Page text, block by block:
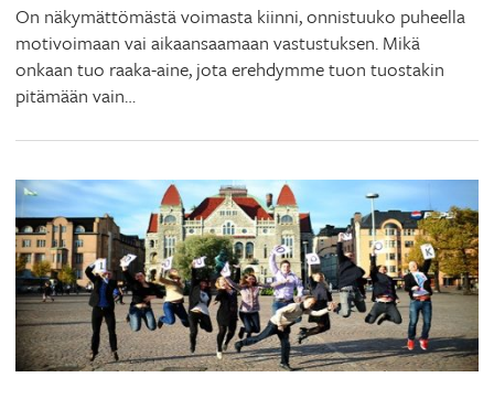
On näkymättömästä voimasta kiinni, onnistuuko puheella
motivoimaan vai aikaansaamaan vastustuksen. Mikä
onkaan tuo raaka-aine, jota erehdymme tuon tuostakin
pitämään vain…